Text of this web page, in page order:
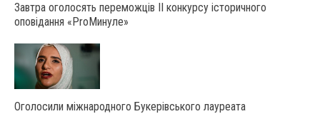
Завтра оголосять переможців ІІ конкурсу історичного
оповідання «ProМинуле»
Оголосили міжнародного Букерівського лауреата